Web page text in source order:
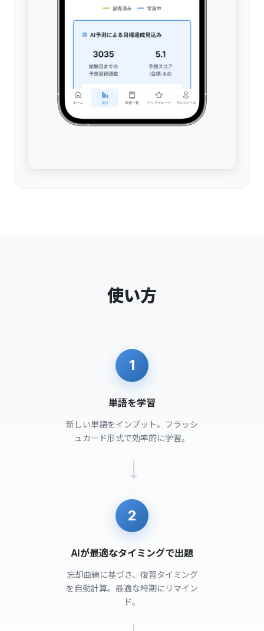
使い方
1
単語を学習
新しい単語をインプット。フラッシ
ュカード形式で効率的に学習。
2
AIが最適なタイミングで出題
忘却曲線に基づき、復習タイミング
を自動計算。最適な時期にリマイン
ド。